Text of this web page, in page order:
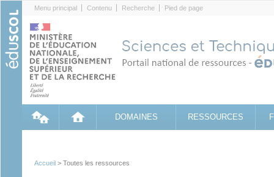
Menu principal Contenu Recherche Pied de page
DOMAINES RESSOURCES
Accueil > Toutes les ressources